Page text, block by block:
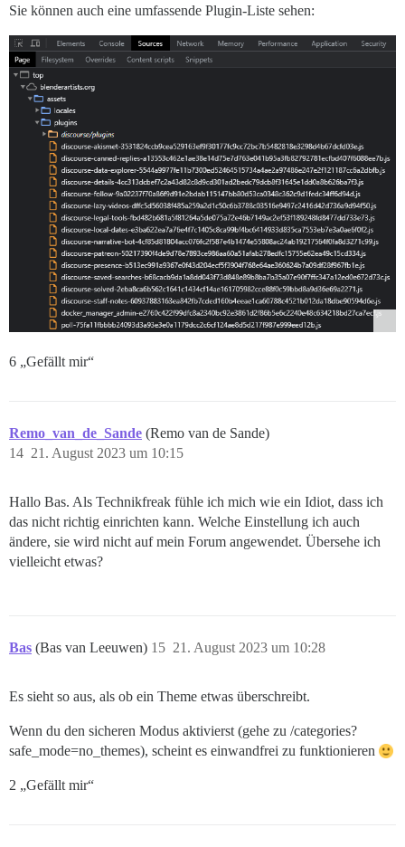
Sie können auch eine umfassende Plugin-Liste sehen:
6 „Gefällt mir“
Remo_van_de_Sande (Remo van de Sande)
21. August 2023 um 10:15
14
Hallo Bas. Als Technikfreak fühle ich mich wie ein Idiot, dass ich
das nicht richtig einrichten kann. Welche Einstellung ich auch
ändere, sie wird nicht auf mein Forum angewendet. Übersehe ich
vielleicht etwas?
Bas (Bas van Leeuwen) 21. August 2023 um 10:28
15
Es sieht so aus, als ob ein Theme etwas überschreibt.
Wenn du den sicheren Modus aktivierst (gehe zu /categories?
safe_mode=no_themes), scheint es einwandfrei zu funktionieren
2 „Gefällt mir“